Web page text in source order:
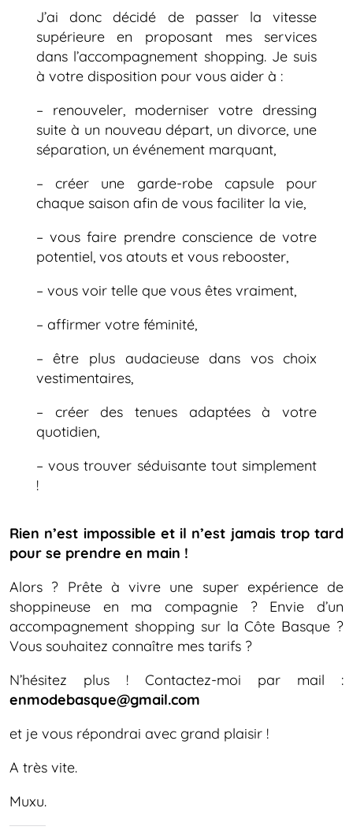
J’ai donc décidé de passer la vitesse
supérieure en proposant mes services
dans l’accompagnement shopping. Je suis
à votre disposition pour vous aider à :
– renouveler, moderniser votre dressing
suite à un nouveau départ, un divorce, une
séparation, un événement marquant,
– créer une garde-robe capsule pour
chaque saison afin de vous faciliter la vie,
– vous faire prendre conscience de votre
potentiel, vos atouts et vous rebooster,
– vous voir telle que vous êtes vraiment,
– affirmer votre féminité,
– être plus audacieuse dans vos choix
vestimentaires,
– créer des tenues adaptées à votre
quotidien,
– vous trouver séduisante tout simplement
!
Rien n’est impossible et il n’est jamais trop tard
pour se prendre en main !
Alors ? Prête à vivre une super expérience de
shoppineuse en ma compagnie ? Envie d’un
accompagnement shopping sur la Côte Basque ?
Vous souhaitez connaître mes tarifs ?
N’hésitez plus ! Contactez-moi par mail :
enmodebasque@gmail.com
et je vous répondrai avec grand plaisir !
A très vite.
Muxu.